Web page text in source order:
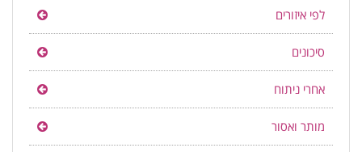
לפי איזורים
סיכונים
אחרי ניתוח
מותר ואסור